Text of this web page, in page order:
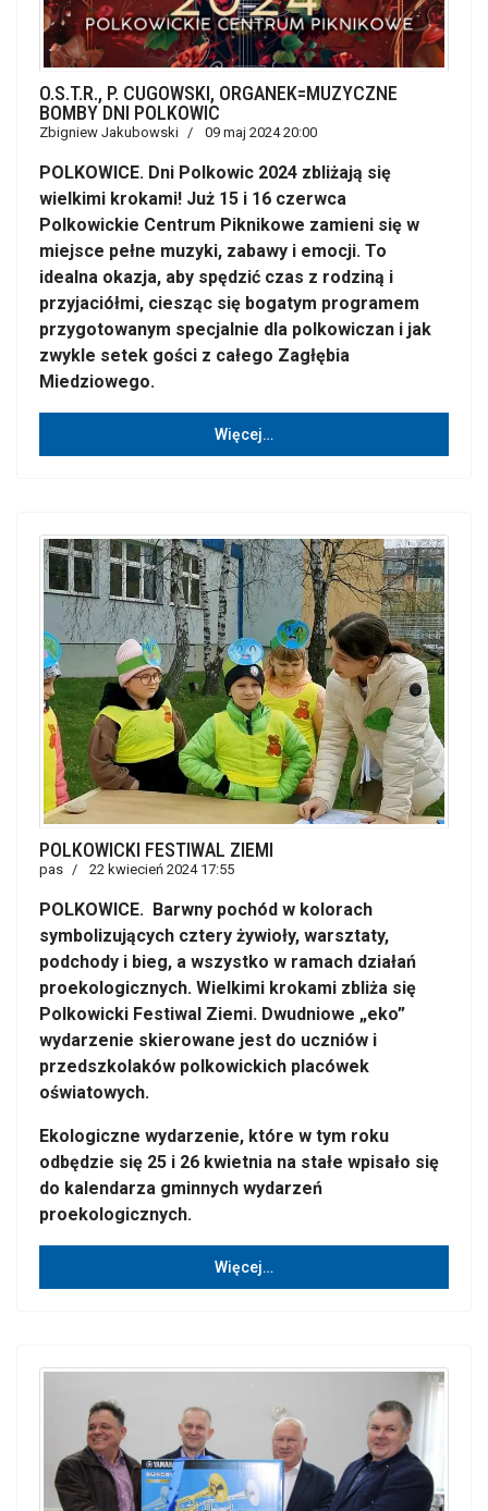
O.S.T.R., P. CUGOWSKI, ORGANEK=MUZYCZNE
BOMBY DNI POLKOWIC
Zbigniew Jakubowski 09 maj 2024 20:00
POLKOWICE. Dni Polkowic 2024 zbliżają się
wielkimi krokami! Już 15 i 16 czerwca
Polkowickie Centrum Piknikowe zamieni się w
miejsce pełne muzyki, zabawy i emocji. To
idealna okazja, aby spędzić czas z rodziną i
przyjaciółmi, ciesząc się bogatym programem
przygotowanym specjalnie dla polkowiczan i jak
zwykle setek gości z całego Zagłębia
Miedziowego.
Więcej…
POLKOWICKI FESTIWAL ZIEMI
pas 22 kwiecień 2024 17:55
POLKOWICE. Barwny pochód w kolorach
symbolizujących cztery żywioły, warsztaty,
podchody i bieg, a wszystko w ramach działań
proekologicznych. Wielkimi krokami zbliża się
Polkowicki Festiwal Ziemi. Dwudniowe „eko”
wydarzenie skierowane jest do uczniów i
przedszkolaków polkowickich placówek
oświatowych.
Ekologiczne wydarzenie, które w tym roku
odbędzie się 25 i 26 kwietnia na stałe wpisało się
do kalendarza gminnych wydarzeń
proekologicznych.
Więcej…